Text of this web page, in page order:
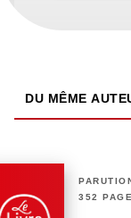
DU MÊME
352